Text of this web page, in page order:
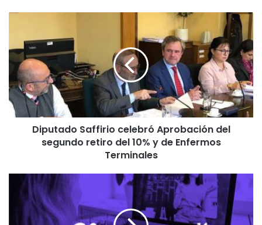
u
d
o
Diputado Saffirio celebró Aprobación del
segundo retiro del 10% y de Enfermos
Terminales